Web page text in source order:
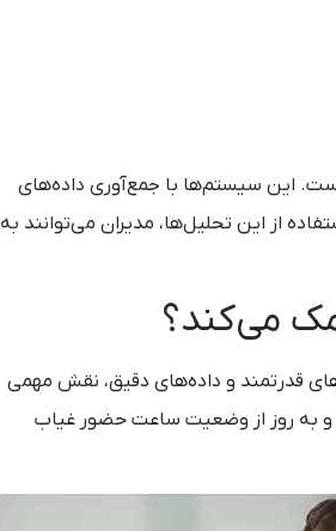
است. این سیستم‌ها با جمع‌آوری داده‌های
از این تحلیل‌ها، مدیران می‌توانند به
می‌کند؟
قدرتمند و داده‌های دقیق، نقش مهمی
و به روز از وضعیت ساعت حضور غیاب